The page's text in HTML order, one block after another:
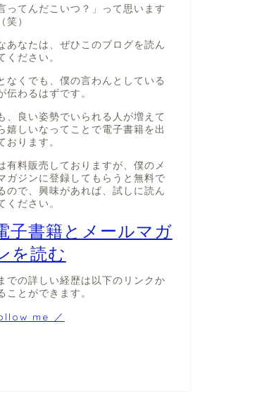
ってんだこいつ？」って思います
笑）
あなたは、ぜひこのブログを読ん
ください。
なくでも、僕の言わんとしている
伝わるはずです。
、良い姿勢でいられる人が増えて
嬉しいなってことで電子書籍を出
おります。
有料販売しておりますが、僕のメ
ガジンに登録してもらうと無料で
ので、興味があれば、試しに読ん
ください。
子書籍とメールマガ
を読む
での詳しい経歴は以下のリンクか
ことができます。
me ／